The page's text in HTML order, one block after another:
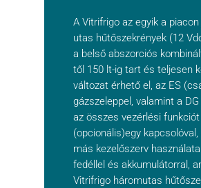
A Vitrifrigo az egyik a
utas hűtőszekrények (12
a belső abszorciós
től 150 lt-ig tart és teljesen
változat érhető el, az ES
gázszeleppel, valamint a
az összes vezérlési
(opcionális)egy
más kezelőszerv
fedéllel és akkumulátorral,
Vitrifrigo háromutas